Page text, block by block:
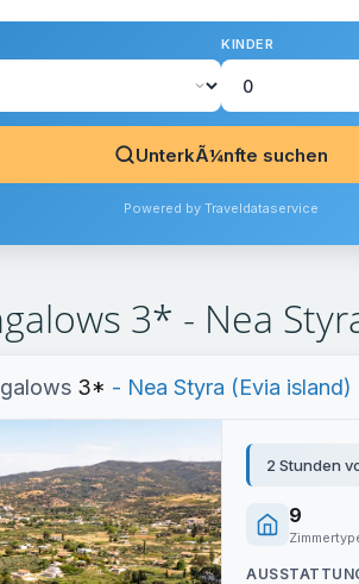
KINDER
UnterkÃ¼nfte suchen
Powered by Traveldataservice
3* - Nea
3* - Nea Styra (Evia island)
2 Stunden
9